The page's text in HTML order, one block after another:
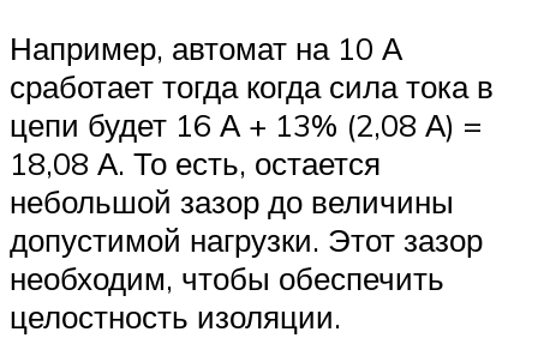
Например, автомат на 10 А
сработает тогда когда сила тока в
цепи будет 16 А + 13% (2,08 А) =
18,08 А. То есть, остается
небольшой зазор до величины
допустимой нагрузки. Этот зазор
необходим, чтобы обеспечить
целостность изоляции.